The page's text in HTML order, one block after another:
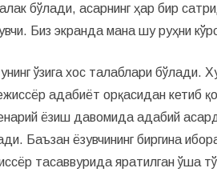
бўлади, асарнинг ҳар бир
Биз экранда мана шу руҳни
ўзига хос талаблари бўлади.
адабиёт орқасидан кетиб
ёзиш давомида адабий
Баъзан ёзувчининг биргина
тасаввурида яратилган ўша